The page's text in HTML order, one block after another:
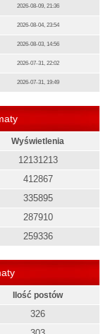
2026-08-09, 21:36
2026-08-04, 23:54
2026-08-03, 14:56
2026-07-31, 22:02
2026-07-31, 19:49
Wyświetlenia
12131213
412867
335895
287910
259336
Ilość postów
326